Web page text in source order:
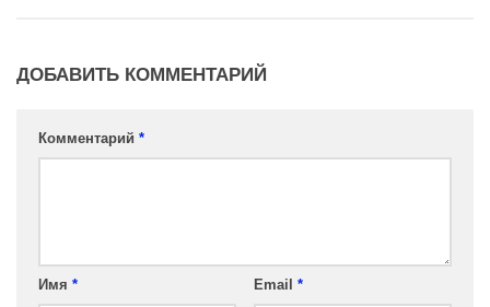
ДОБАВИТЬ КОММЕНТАРИЙ
Комментарий *
Имя * Email *